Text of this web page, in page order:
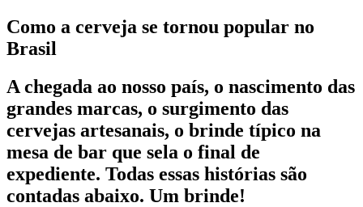
Como a cerveja se tornou popular no
Brasil
A chegada ao nosso país, o nascimento das
grandes marcas, o surgimento das
cervejas artesanais, o brinde típico na
mesa de bar que sela o final de
expediente. Todas essas histórias são
contadas abaixo. Um brinde!